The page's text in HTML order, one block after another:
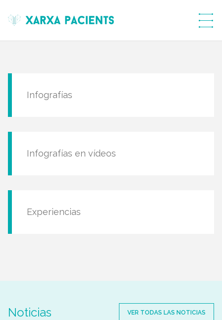
Infografías
Infografías en vídeos
Experiencias
Noticias VER TODAS LAS NOTICIAS